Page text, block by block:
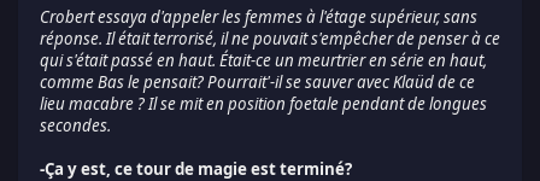
Crobert essaya d'appeler les femmes à l'étage supérieur, sans
réponse. Il était terrorisé, il ne pouvait s'empêcher de penser à ce
qui s'était passé en haut. Était-ce un meurtrier en série en haut,
comme Bas le pensait? Pourrait'-il se sauver avec Klaüd de ce
lieu macabre ? Il se mit en position foetale pendant de longues
secondes.
-Ça y est, ce tour de magie est terminé?